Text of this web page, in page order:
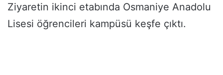
Ziyaretin ikinci etabında Osmaniye Anadolu
Lisesi öğrencileri kampüsü keşfe çıktı.